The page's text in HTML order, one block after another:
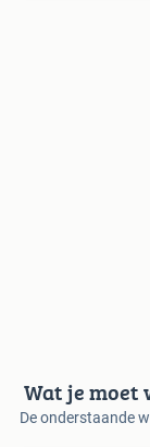
Wat je moet
De onderstaande